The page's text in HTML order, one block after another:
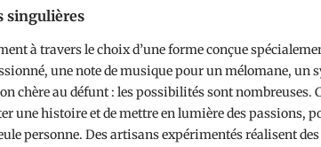
singulières
à travers le choix d’une forme conçue
une note de musique pour un mélomane, un
chère au défunt : les possibilités sont nombreuses.
une histoire et de mettre en lumière des passions,
personne. Des artisans expérimentés réalisent des